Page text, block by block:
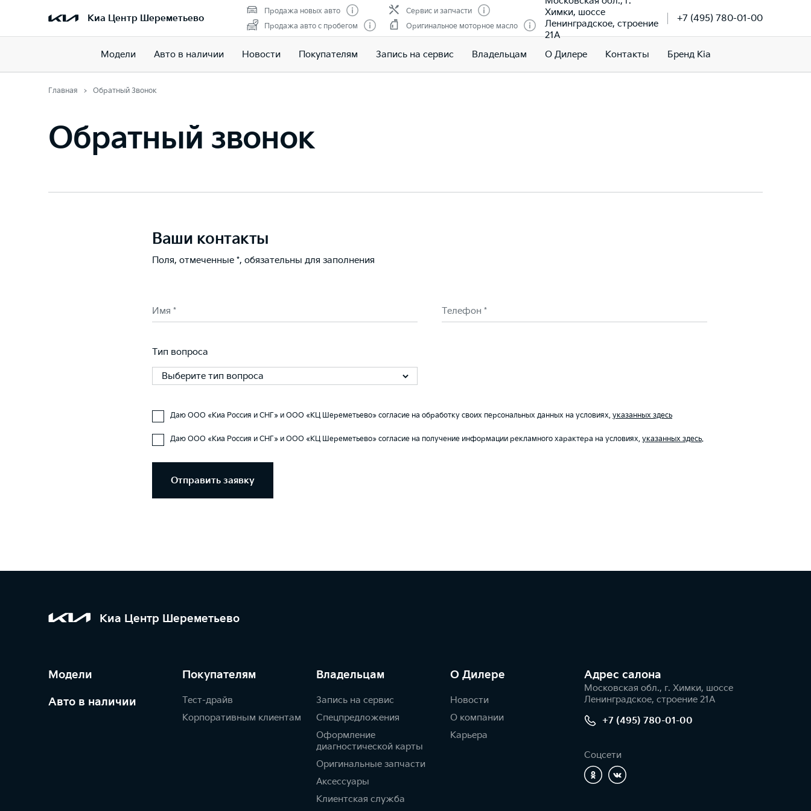
Киа Центр Шереметьево
Продажа новых авто
Продажа авто с пробегом
Сервис и запчасти
Оригинальное моторное масло
Химки, шоссе
Ленинградское, строение
21А
+7 (495) 780-01-00
Модели Авто в наличии Новости Покупателям Запись на сервис Владельцам О Дилере Контакты Бренд Kia
Главная Обратный Звонок
Обратный звонок
Ваши контакты
Поля, отмеченные *, обязательны для заполнения
Имя * Телефон *
Тип вопроса
Выберите тип вопроса
Даю ООО «Киа Россия и СНГ» и ООО «КЦ Шереметьево» согласие на обработку своих персональных данных на условиях, указанных здесь
Даю ООО «Киа Россия и СНГ» и ООО «КЦ Шереметьево» согласие на получение информации рекламного характера на условиях, указанных здесь.
Отправить заявку
Киа Центр Шереметьево
Модели
Авто в наличии
Покупателям
Тест-драйв
Корпоративным клиентам
Владельцам
Запись на сервис
Спецпредложения
Оформление
диагностической карты
Оригинальные запчасти
Аксессуары
Клиентская служба
О Дилере
Новости
О компании
Карьера
Адрес салонa
Московская обл., г. Химки, шоссе
Ленинградское, строение 21А
+7 (495) 780-01-00
Соцсети